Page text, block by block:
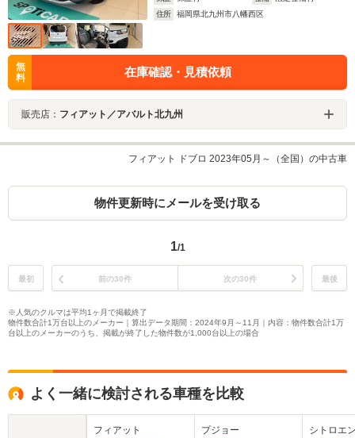
住所
福岡県北九州市八幡西区
無
料
在庫確認・見積依頼
販売店： フィアット／アバルト北九州
フィアット ドブロ 2023年05月～（全国）の中古車
物件更新時にメールを受け取る
1/1
最初 前の30件 次の30件 最後
※人気のクルマは平均1ヶ月で掲載終了
物件数合計1万台以上のメーカー｜算出データ期間：2024年9月～11月｜内容：物件数合計1万
台以上のメーカーのうち、掲載が終了した物件数が1,000台以上の場合
よく一緒に検討される車種を比較
フィアット プジョー シトロエ